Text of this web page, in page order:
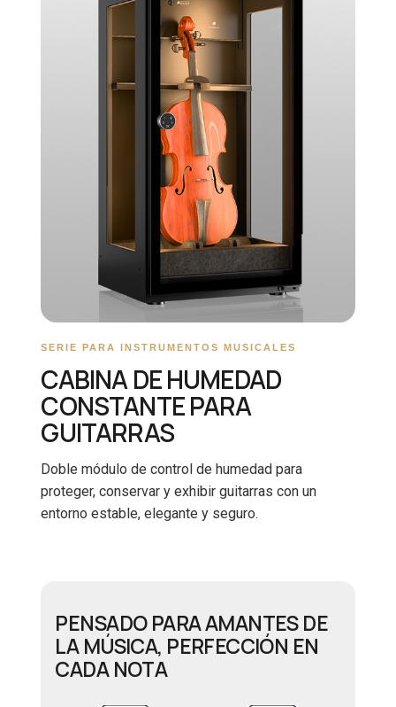
SERIE PARA INSTRUMENTOS MUSICALES
CABINA DE HUMEDAD
CONSTANTE PARA
GUITARRAS
Doble módulo de control de humedad para
proteger, conservar y exhibir guitarras con un
entorno estable, elegante y seguro.
PENSADO PARA AMANTES DE
LA MÚSICA, PERFECCIÓN EN
CADA NOTA